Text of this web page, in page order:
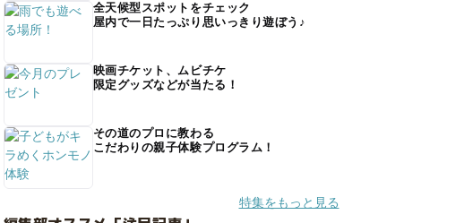
全天候型スポットをチェック
屋内で一日たっぷり思いっきり遊ぼう♪
映画チケット、ムビチケ
限定グッズなどが当たる！
その道のプロに教わる
こだわりの親子体験プログラム！
特集をもっと見る